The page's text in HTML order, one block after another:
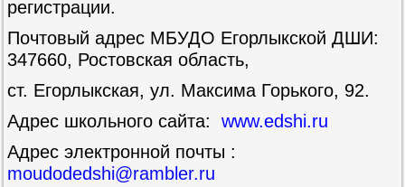
регистрации.
Почтовый адрес МБУДО Егорлыкской ДШИ:
347660, Ростовская область,
ст. Егорлыкская, ул. Максима Горького, 92.
Адрес школьного сайта:www.edshi.ru
Адрес электронной почты :
moudodedshi@rambler.ru